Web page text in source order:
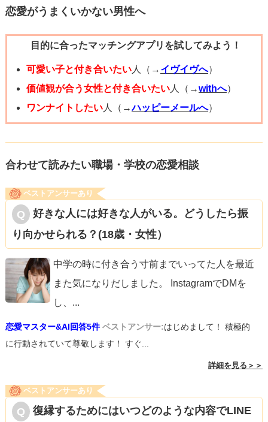
してくると思います。彼女は38歳とのことで、もう治らな
てくる、あらぬ疑いをかけられる…質問者様は今後もハー
ドになるであろう要求に耐えられますか？
質問者様の意思を尊重してくれて居心地が良いと思える相
手は探せばいくらでもいると思いますよ。その彼女と付き
合っている意味がもはやないようにお見受けします。ぜひ
新たな出会いに目を向けてほしいなと思います。
恋愛がうまくいかない男性へ
目的に合ったマッチングアプリを試してみよう！
可愛い子と付き合いたい人（→ イヴイヴへ）
価値観が合う女性と付き合いたい人（→withへ）
ワンナイトしたい人（→ハッピーメールへ）
合わせて読みたい職場・学校の恋愛相談
ベストアンサーあり
好きな人には好きな人がいる。どうしたら振
り向かせられる？(18歳・女性）
中学の時に付き合う寸前までいってた人を最近
また気になりだしました。 InstagramでDMを
し、 ...
恋愛マスター&AI回答5件 ベストアンサー:はじめまして！ 積極的
に行動されていて尊敬します！ すぐ...
詳細を見る＞＞
ベストアンサーあり
復縁するためにはいつどのような内容でLINE